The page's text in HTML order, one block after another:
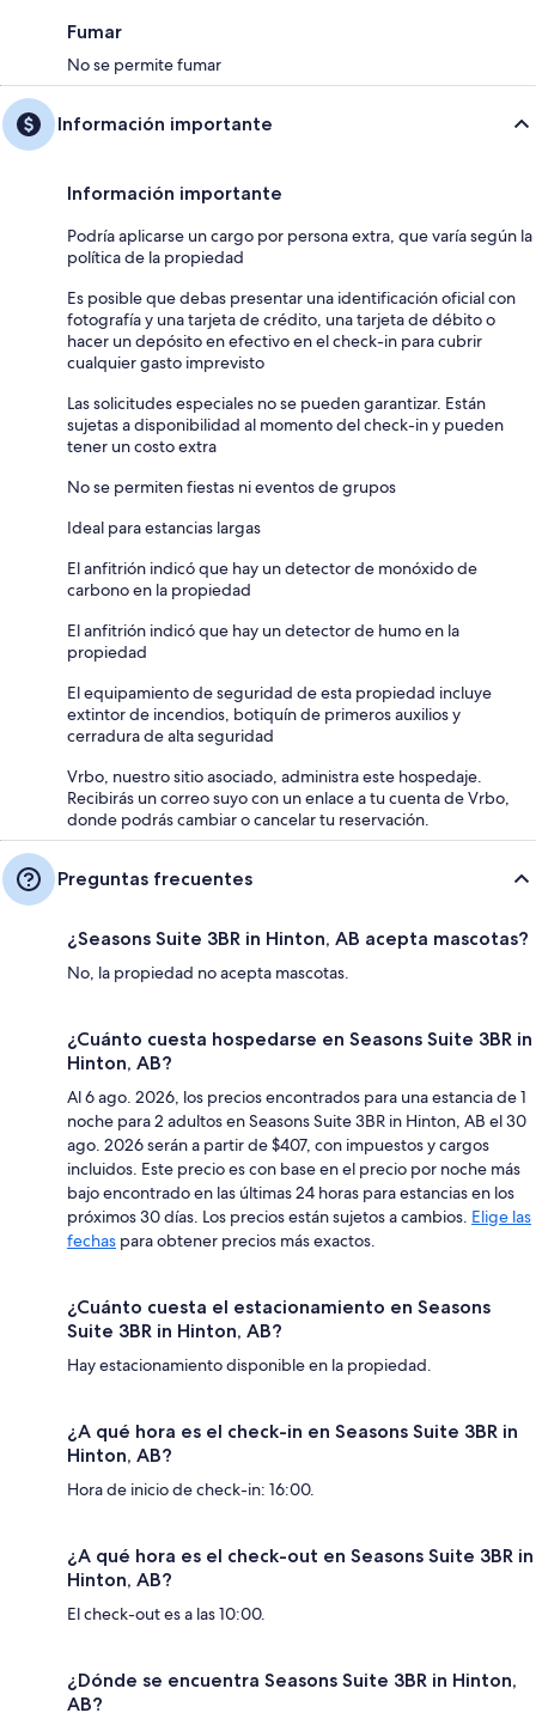
Fumar
No se permite fumar
Información importante
Información importante
Podría aplicarse un cargo por persona extra, que varía según la
política de la propiedad
Es posible que debas presentar una identificación oficial con
fotografía y una tarjeta de crédito, una tarjeta de débito o
hacer un depósito en efectivo en el check-in para cubrir
cualquier gasto imprevisto
Las solicitudes especiales no se pueden garantizar. Están
sujetas a disponibilidad al momento del check-in y pueden
tener un costo extra
No se permiten fiestas ni eventos de grupos
Ideal para estancias largas
El anfitrión indicó que hay un detector de monóxido de
carbono en la propiedad
El anfitrión indicó que hay un detector de humo en la
propiedad
El equipamiento de seguridad de esta propiedad incluye
extintor de incendios, botiquín de primeros auxilios y
cerradura de alta seguridad
Vrbo, nuestro sitio asociado, administra este hospedaje.
Recibirás un correo suyo con un enlace a tu cuenta de Vrbo,
donde podrás cambiar o cancelar tu reservación.
Preguntas frecuentes
¿Seasons Suite 3BR in Hinton, AB acepta mascotas?
No, la propiedad no acepta mascotas.
¿Cuánto cuesta hospedarse en Seasons Suite 3BR in
Hinton, AB?
Al 6 ago. 2026, los precios encontrados para una estancia de 1
noche para 2 adultos en Seasons Suite 3BR in Hinton, AB el 30
ago. 2026 serán a partir de $407, con impuestos y cargos
incluidos. Este precio es con base en el precio por noche más
bajo encontrado en las últimas 24 horas para estancias en los
próximos 30 días. Los precios están sujetos a cambios. Elige las
fechas para obtener precios más exactos.
¿Cuánto cuesta el estacionamiento en Seasons
Suite 3BR in Hinton, AB?
Hay estacionamiento disponible en la propiedad.
¿A qué hora es el check-in en Seasons Suite 3BR in
Hinton, AB?
Hora de inicio de check-in: 16:00.
¿A qué hora es el check-out en Seasons Suite 3BR in
Hinton, AB?
El check-out es a las 10:00.
¿Dónde se encuentra Seasons Suite 3BR in Hinton,
AB?